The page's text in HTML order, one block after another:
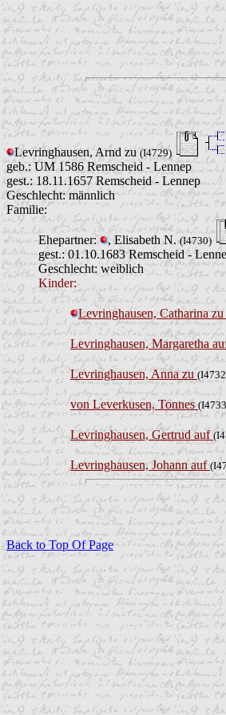
Levringhausen, Arnd zu(I4729)
geb.: UM 1586 Remscheid - Lennep
gest.: 18.11.1657 Remscheid - Lennep
Geschlecht: männlich
Familie:
Ehepartner: , Elisabeth N.(I4730)
gest.: 01.10.1683 Remscheid -
Geschlecht: weiblich
Kinder:
Levringhausen, Catharina zu
Levringhausen, Margaretha
Levringhausen, Anna zu
von Leverkusen, Tonnes
Levringhausen, Gertrud auf
Levringhausen, Johann auf
Back to Top Of Page